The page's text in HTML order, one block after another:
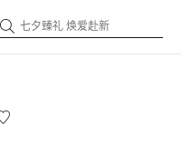
七夕臻礼 焕爱赴新